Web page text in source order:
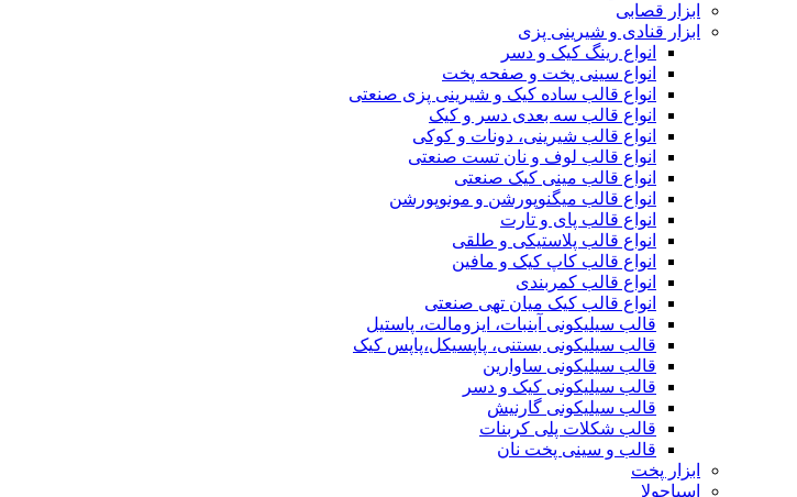
ابزار قصابی
ابزار قنادی و شیرینی پزی
انواع رینگ کیک و دسر
انواع سینی پخت و صفحه پخت
انواع قالب ساده کیک و شیرینی‌ پزی صنعتی
انواع قالب سه بعدی دسر و کیک
انواع قالب شیرینی، دونات و کوکی
انواع قالب لوف و نان تست صنعتی
انواع قالب مینی کیک صنعتی
انواع قالب میگنوپورشن و مونوپورشن
انواع قالب پای و تارت
انواع قالب پلاستیکی و طلقی
انواع قالب کاپ کیک و مافین
انواع قالب کمربندی
انواع قالب کیک میان تهی صنعتی
قالب سیلیکونی آبنبات، ایزومالت، پاستیل
قالب سیلیکونی بستنی، پاپسیکل،پاپس کیک
قالب سیلیکونی ساوارین
قالب سیلیکونی کیک و دسر
قالب سیلیکونی گارنیش
قالب شکلات پلی کربنات
قالب و سینی پخت نان
ابزار پخت
اسپاچولا